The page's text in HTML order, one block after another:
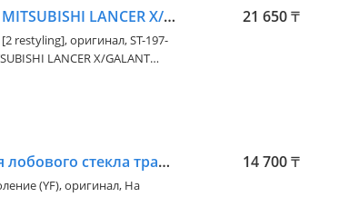
Трапеция стеклоочистителя MITSUBISHI LANCER X/GALANT FORTIS 07-17 21 650₸
[2 restyling], оригинал, ST-197-
Механизм стеклоочистителя лобового стекла трапеция дворников 14 700₸
(YF), оригинал, На